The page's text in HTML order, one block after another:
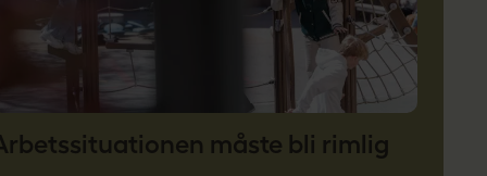
måste bli rimlig